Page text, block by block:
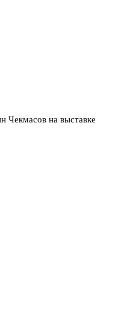
Чекмасов на выставке